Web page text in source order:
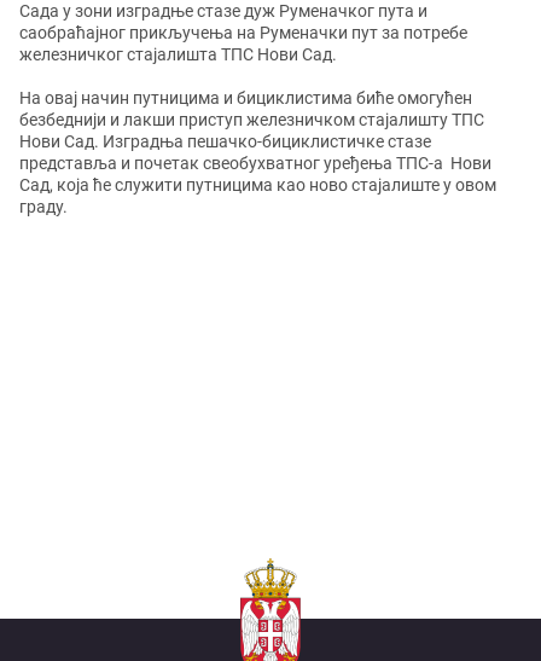
Сада у зони изградње стазе дуж Руменачког пута и
саобраћајног прикључења на Руменачки пут за потребе
железничког стајалишта ТПС Нови Сад.
На овај начин путницима и бициклистима биће омогућен
безбеднији и лакши приступ железничком стајалишту ТПС
Нови Сад. Изградња пешачко-бициклистичке стазе
представља и почетак свеобухватног уређења ТПС-а Нови
Сад, која ће служити путницима као ново стајалиште у овом
граду.